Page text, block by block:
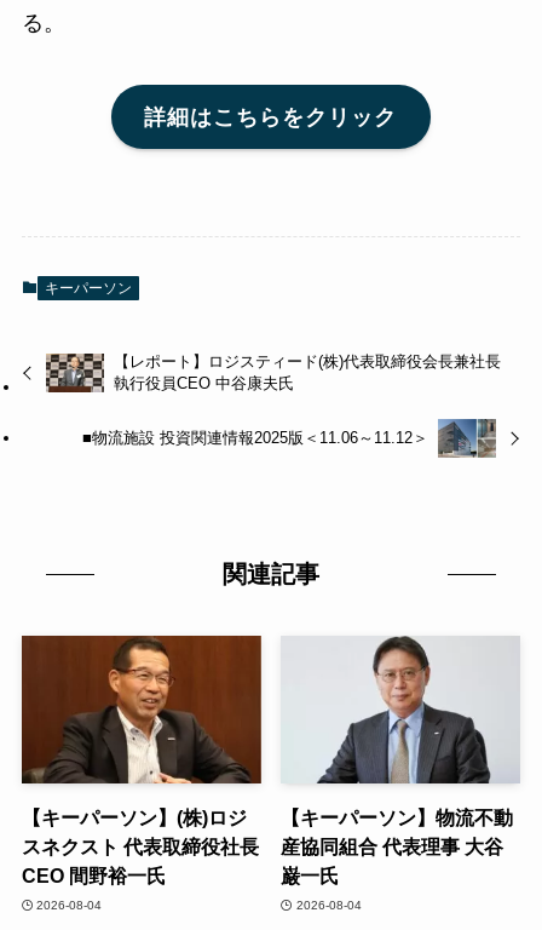
る。
詳細はこちらをクリック
キーパーソン
【レポート】ロジスティード(株)代表取締役会長兼社長
執行役員CEO 中谷康夫氏
■物流施設 投資関連情報2025版＜11.06～11.12＞
関連記事
【キーパーソン】(株)ロジ
スネクスト 代表取締役社長
CEO 間野裕一氏
2026-08-04
【キーパーソン】物流不動
産協同組合 代表理事 大谷
巌一氏
2026-08-04